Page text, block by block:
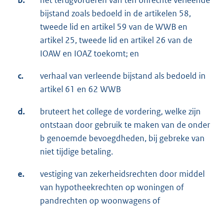
bijstand zoals bedoeld in de artikelen 58,
tweede lid en artikel 59 van de WWB en
artikel 25, tweede lid en artikel 26 van de
IOAW en IOAZ toekomt; en
c.
verhaal van verleende bijstand als bedoeld in
artikel 61 en 62 WWB
d.
bruteert het college de vordering, welke zijn
ontstaan door gebruik te maken van de onder
b genoemde bevoegdheden, bij gebreke van
niet tijdige betaling.
e.
vestiging van zekerheidsrechten door middel
van hypotheekrechten op woningen of
pandrechten op woonwagens of